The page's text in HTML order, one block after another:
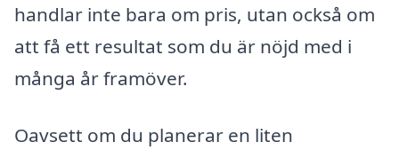
handlar inte bara om pris, utan också om
att få ett resultat som du är nöjd med i
många år framöver.
Oavsett om du planerar en liten